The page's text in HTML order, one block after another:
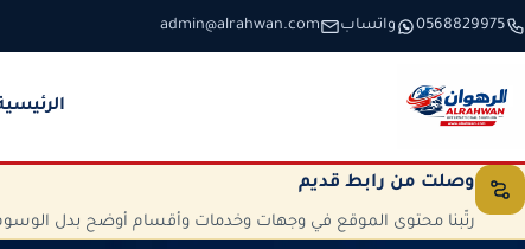
تخطَّ إلى المحتوى
0568829975 واتساب admin@alrahwan.com
وصلت من رابط قديم
رتّبنا محتوى الموقع في وجهات وخدمات وأقسام أوضح بدل الوسوم